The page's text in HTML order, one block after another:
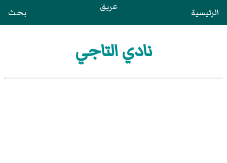
الرئيسية عريق بحث
نادي التاجي